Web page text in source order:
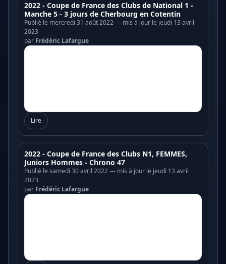
2022 - Coupe de France des Clubs de National 1 -
Manche 5 - 3 jours de Cherbourg en Cotentin
Publié le mercredi 31 août 2022 — mis à jour le jeudi 13 avril
2023
par Frédéric Lafargue
Lire
2022 - Coupe de France des Clubs N1, FEMMES,
Juniors Hommes - Chrono 47
Publié le samedi 30 avril 2022 — mis à jour le jeudi 13 avril
2023
par Frédéric Lafargue